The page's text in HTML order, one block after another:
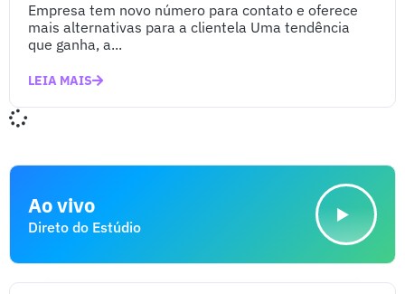
Empresa tem novo número para contato e oferece
mais alternativas para a clientela Uma tendência
que ganha, a...
LEIA MAIS
Ao vivo
Direto do Estúdio